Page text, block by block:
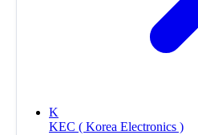
K
KEC ( Korea Electronics )